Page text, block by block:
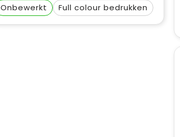
Onbewerkt
Full colour